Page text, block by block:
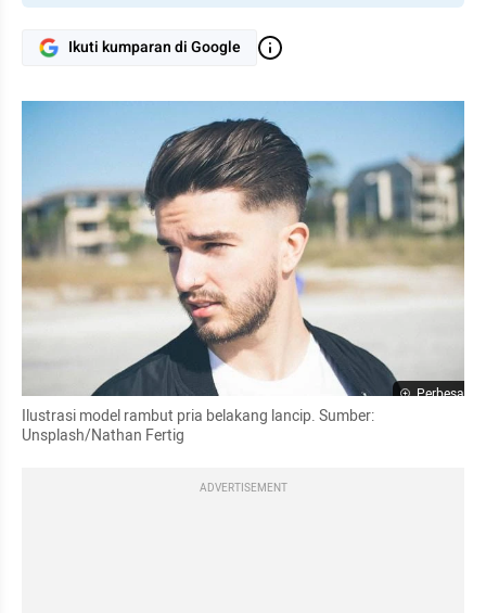
Ikuti kumparan di Google
Perbesar
Ilustrasi model rambut pria belakang lancip. Sumber:
Unsplash/Nathan Fertig
ADVERTISEMENT